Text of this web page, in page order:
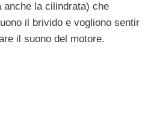
anche la cilindrata) che
il brivido e vogliono sentir
il suono del motore.